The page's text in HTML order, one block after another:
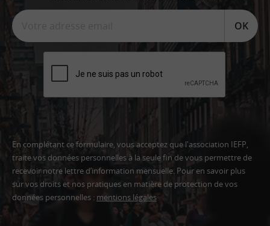
OK
En complétant ce formulaire, vous acceptez que l'association IEFP,
traite vos données personnelles à la seule fin de vous permettre de
recevoir notre lettre d’information mensuelle. Pour en savoir plus
sur vos droits et nos pratiques en matière de protection de vos
données personnelles : mentions légales